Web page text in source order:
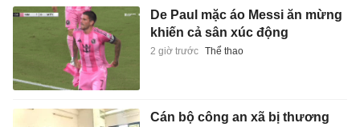
De Paul mặc áo Messi ăn mừng
khiến cả sân xúc động
2 giờ trước Thể thao
Cán bộ công an xã bị thương